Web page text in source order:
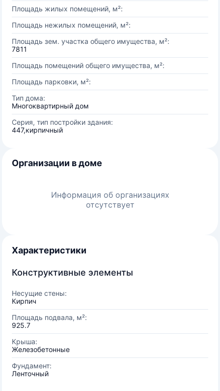
Площадь жилых помещений, м²:
Площадь нежилых помещений, м²:
Площадь зем. участка общего имущества, м²:
7811
Площадь помещений общего имущества, м²:
Площадь парковки, м²:
Тип дома:
Многоквартирный дом
Серия, тип постройки здания:
447,кирпичный
Организации в доме
Информация об организациях
отсутствует
Характеристики
Конструктивные элементы
Несущие стены:
Кирпич
Площадь подвала, м²:
925.7
Крыша:
Железобетонные
Фундамент:
Ленточный